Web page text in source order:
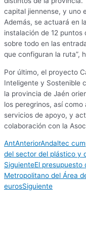
capital jiennense, y uno
Además, se actuará en
instalación de 12 puntos
sobre todo en las
que configuran la ruta”,
Por último, el proyecto
Inteligente y Sostenible
la provincia de Jaén
los peregrinos, así
servicios de apoyo, y
colaboración con la
AntAnteriorAndaltec
del sector del plástico y
SiguienteEl presupuesto
Metropolitano del Área
eurosSiguiente